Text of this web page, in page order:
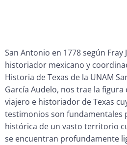
San Antonio en 1778 según Fray
historiador mexicano y
Historia de Texas de la UNAM
García Audelo, nos trae la
viajero e historiador de Texas
testimonios son fundamentales
histórica de un vasto territorio
se encuentran profundamente